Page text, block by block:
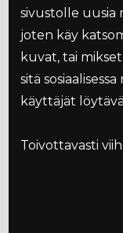
sivustolle uusia
joten käy
kuvat, tai
sitä
käyttäjät
Toivottavasti